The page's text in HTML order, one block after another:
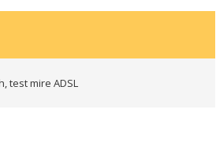
,test mire ADSL